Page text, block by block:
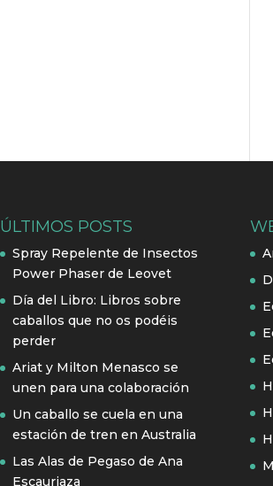
ÚLTIMOS POSTS
Spray Repelente de Insectos
Power Phaser de Leovet
Día del Libro: Libros sobre
caballos que no os podéis
perder
Ariat y Milton Menasco se
unen para una colaboración
Un caballo se cuela en una
estación de tren en Australia
Las Alas de Pegaso de Ana
Escauriaza